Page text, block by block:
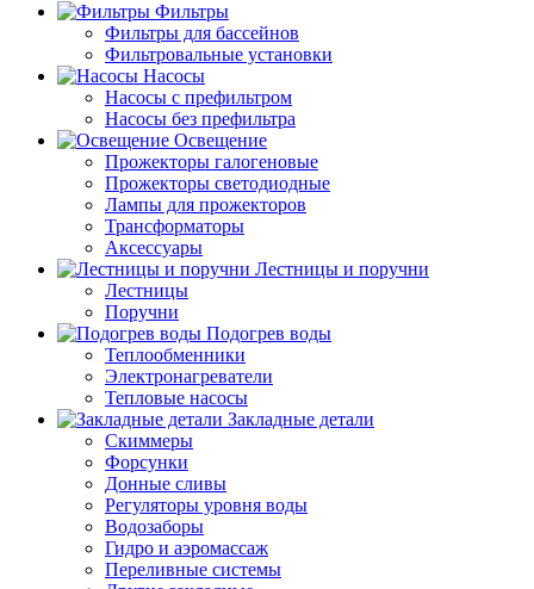
Фильтры
Фильтры для бассейнов
Фильтровальные установки
Насосы
Насосы с префильтром
Насосы без префильтра
Освещение
Прожекторы галогеновые
Прожекторы светодиодные
Лампы для прожекторов
Трансформаторы
Аксессуары
Лестницы и поручни
Лестницы
Поручни
Подогрев воды
Теплообменники
Электронагреватели
Тепловые насосы
Закладные детали
Скиммеры
Форсунки
Донные сливы
Регуляторы уровня воды
Водозаборы
Гидро и аэромассаж
Переливные системы